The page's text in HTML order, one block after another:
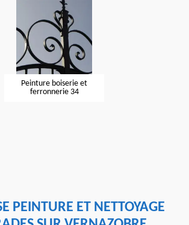
Peinture boiserie et
ferronnerie 34
PEINTURE ET NETTOYAGE